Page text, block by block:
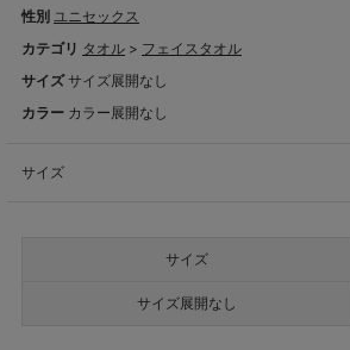
性別 ユニセックス
カテゴリ タオル > フェイスタオル
サイズ サイズ展開なし
カラー カラー展開なし
サイズ
サイズ
サイズ展開なし